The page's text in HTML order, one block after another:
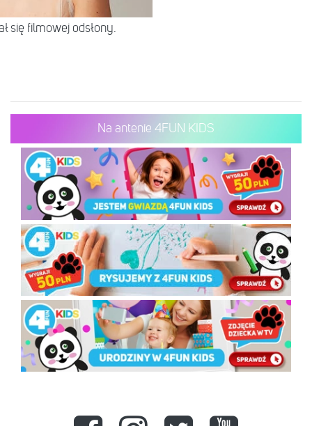
się filmowej odsłony.
Na antenie 4FUN KIDS